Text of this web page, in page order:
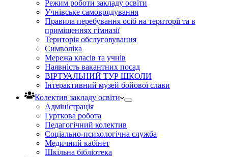
Режим роботи закладу освіти
Учнівське самоврядування
Правила перебування осіб на території та в
приміщеннях гімназії
Територія обслуговування
Символіка
Мережа класів та учнів
Наявність вакантних посад
ВІРТУАЛЬНИЙ ТУР ШКОЛИ
Інтерактивний музей бойової слави
Колектив закладу освіти
Адміністрація
Гурткова робота
Педагогічний колектив
Соціально-психологічна служба
Медичний кабінет
Шкільна бібліотека